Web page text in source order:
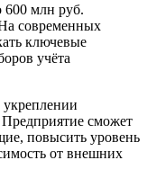
млн руб.
современных
ключевые
учёта
Предприятие сможет
повысить уровень
от внешних